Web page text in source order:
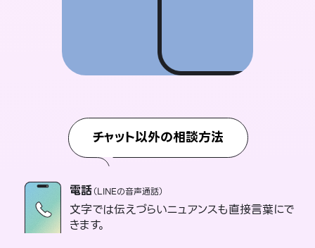
チャット以外の相談方法
電話（LINEの音声通話）
文字では伝えづらいニュアンスも直接言葉にで
きます。